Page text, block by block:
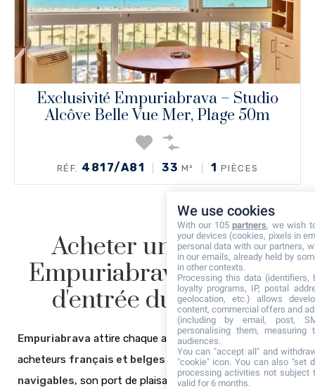
Exclusivité Empuriabrava – Studio
Alcôve Belle Vue Mer, Plage 50m
RÉF. 4817/A81 33 M² 1 PIÈCES
Acheter un studio à
Empuriabrava : le point
d'entrée du marché
Empuriabrava attire chaque année de nombreux
acheteurs français et belges grâce à sescanaux
navigables, son port de plaisance et ses grandes plages
We use cookies
With our 105partners, we wish
your devices (cookies, pixels in
personal data with our partners,
in our emails, already held by
in other contexts.
Processing this data (identifiers,
loyalty programs, IP, postal
geolocation, etc.) allows
content, commercial offers and
(including by email, post,
personalising them, measuring
audiences.
You can "accept all" and
"cookie" icon. You can also "set
processing activities not subject
valid for 6 months.